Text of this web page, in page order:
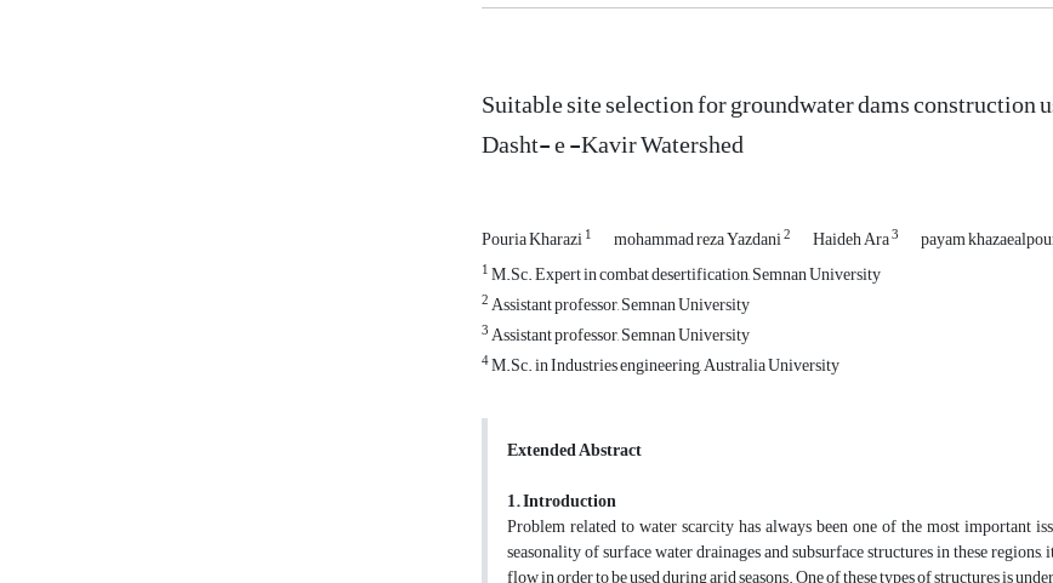
Suitable site selection for groundwater dams construction
Dasht- e -Kavir Watershed
Pouria Kharazi1 mohammad reza Yazdani2 Haideh Ara3 payam
1M.Sc. Expert in combat desertification, Semnan University
2Assistant professor, Semnan University
3Assistant professor, Semnan University
4M.Sc. in Industries engineering, Australia University
Extended Abstract
1. Introduction
Problem related to water scarcity has always been one of the most important
seasonality of surface water drainages and subsurface structures in these